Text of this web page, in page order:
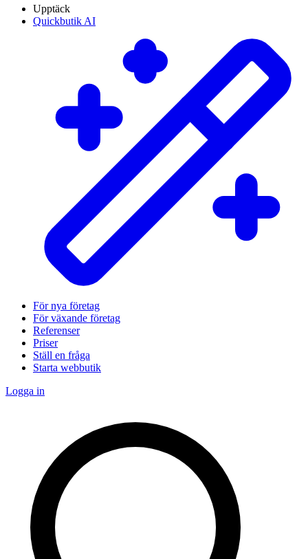
Upptäck
Quickbutik AI
För nya företag
För växande företag
Referenser
Priser
Ställ en fråga
Starta webbutik
Logga in